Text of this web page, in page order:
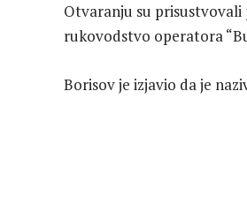
Otvaranju su prisustvovali
rukovodstvo operatora
Borisov je izjavio da je